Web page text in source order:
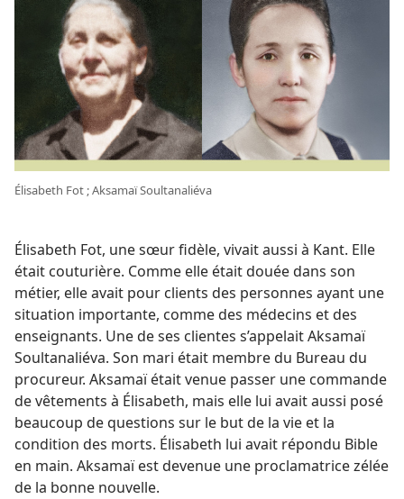
Élisabeth Fot ; Aksamaï Soultanaliéva
Élisabeth Fot, une sœur fidèle, vivait aussi à Kant. Elle
était couturière. Comme elle était douée dans son
métier, elle avait pour clients des personnes ayant une
situation importante, comme des médecins et des
enseignants. Une de ses clientes s’appelait Aksamaï
Soultanaliéva. Son mari était membre du Bureau du
procureur. Aksamaï était venue passer une commande
de vêtements à Élisabeth, mais elle lui avait aussi posé
beaucoup de questions sur le but de la vie et la
condition des morts. Élisabeth lui avait répondu Bible
en main. Aksamaï est devenue une proclamatrice zélée
de la bonne nouvelle.